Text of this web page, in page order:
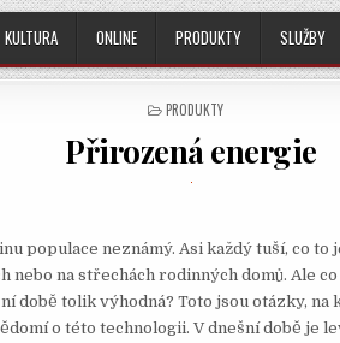
KULTURA ONLINE PRODUKTY SLUŽBY
POSTED
PRODUKTY
Přirozená energie
populace neznámý. Asi každý tuší, co to
nebo na střechách rodinných domů. Ale
době tolik výhodná? Toto jsou otázky, na
o této technologii. V dnešní době je